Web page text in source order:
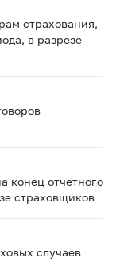
страхования,
в разрезе
конец отчетного
страховщиков
случаев